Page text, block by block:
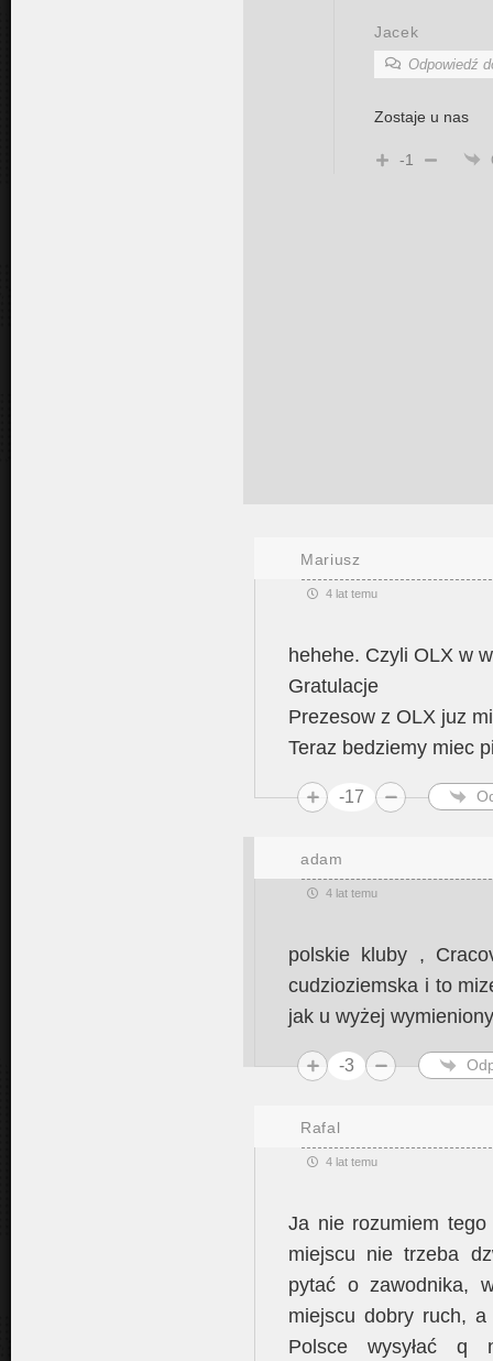
Jacek
Odpowiedź
Zostaje u nas
-1
Mariusz
4 lat temu
hehehe. Czyli OLX w
Gratulacje
Prezesow z OLX juz
Teraz bedziemy miec
-17
adam
4 lat temu
polskie kluby ,
cudzioziemska i to
jak u wyżej
-3
Rafal
4 lat temu
Ja nie rozumiem
miejscu nie trzeba
pytać o zawodnika,
miejscu dobry ruch,
Polsce wysyłać q